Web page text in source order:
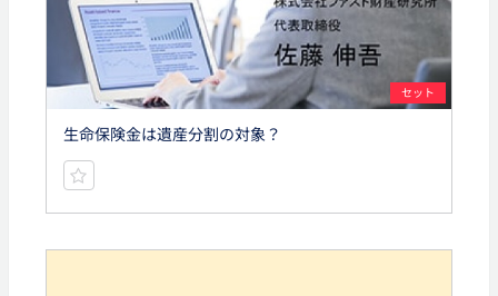
セット
生命保険金は遺産分割の対象？